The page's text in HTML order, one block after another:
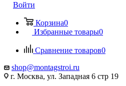
Войти
Корзина0
Избранные товары0
Сравнение товаров0
shop@montagstroi.ru
г. Москва, ул. Западная 6 стр 19